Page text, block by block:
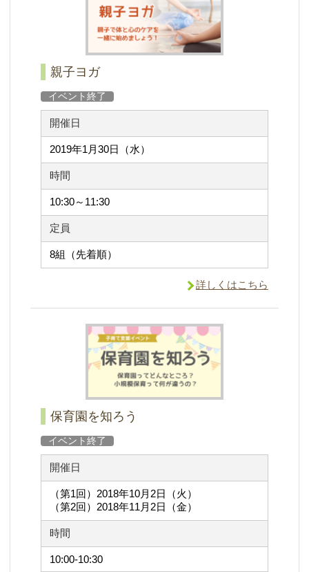
親子ヨガ
イベント終了
開催日
2019年1月30日（水）
時間
10:30～11:30
定員
8組（先着順）
詳しくはこちら
保育園を知ろう
イベント終了
開催日
（第1回）2018年10月2日（火）
（第2回）2018年11月2日（金）
時間
10:00-10:30